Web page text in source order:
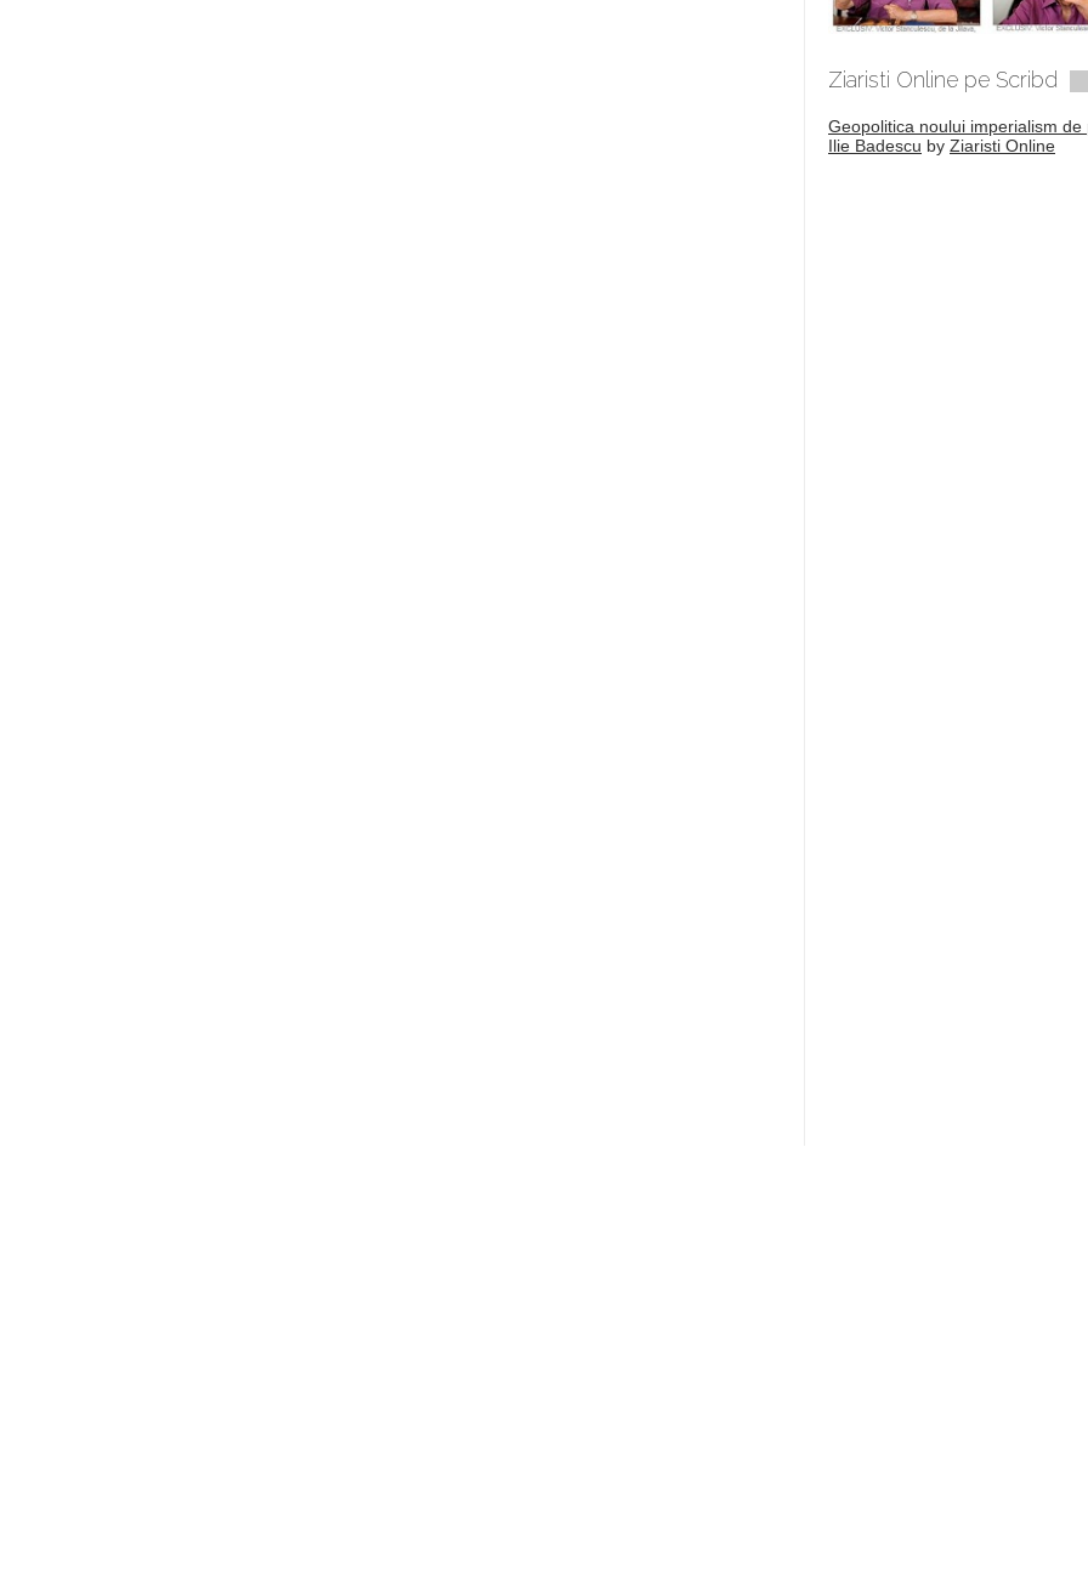
Ziaristi Online pe Scribd
Geopolitica noului imperialism de
Ilie Badescu by Ziaristi Online